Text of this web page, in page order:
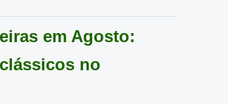
em Agosto:
no